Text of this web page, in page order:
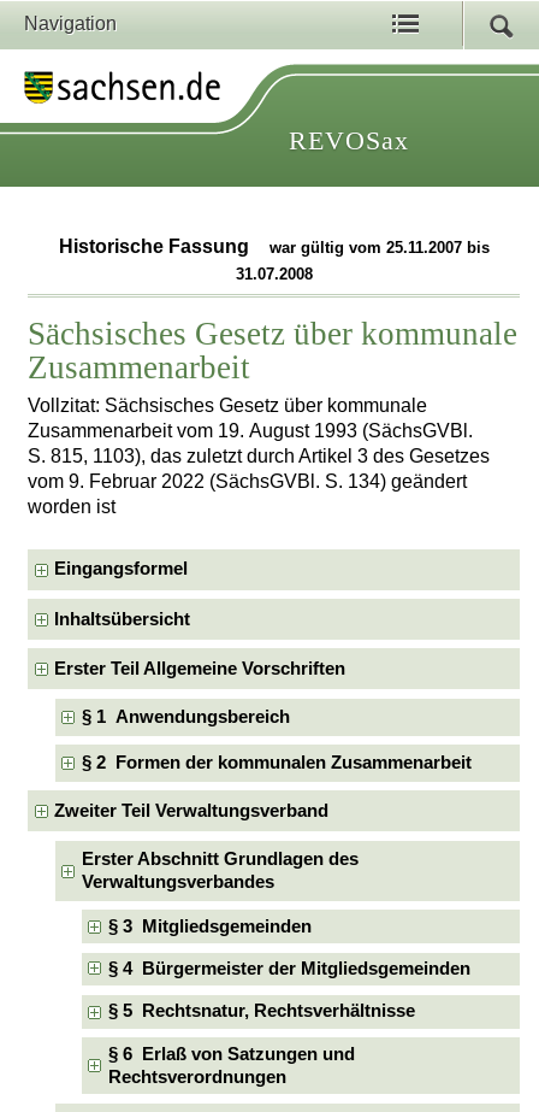
Navigation
REVOSax
Historische Fassung
war gültig vom 25.11.2007 bis
31.07.2008
Sächsisches Gesetz über kommunale
Zusammenarbeit
Vollzitat: Sächsisches Gesetz über kommunale
Zusammenarbeit vom 19. August 1993 (SächsGVBl.
S. 815, 1103), das zuletzt durch Artikel 3 des Gesetzes
vom 9. Februar 2022 (SächsGVBl. S. 134) geändert
worden ist
Eingangsformel
Inhaltsübersicht
Erster Teil Allgemeine Vorschriften
§ 1 Anwendungsbereich
§ 2 Formen der kommunalen Zusammenarbeit
Zweiter Teil Verwaltungsverband
Erster Abschnitt Grundlagen des
Verwaltungsverbandes
§ 3 Mitgliedsgemeinden
§ 4 Bürgermeister der Mitgliedsgemeinden
§ 5 Rechtsnatur, Rechtsverhältnisse
§ 6 Erlaß von Satzungen und
Rechtsverordnungen